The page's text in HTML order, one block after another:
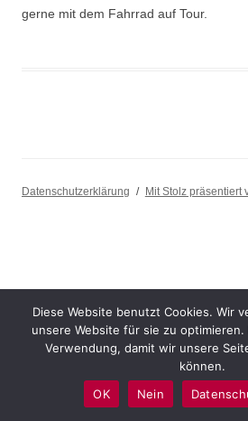
gerne mit dem Fahrrad auf Tour.
Datenschutzerklärung Mit Stolz präsentiert
Diese Website benutzt Cookies. Wir
unsere Website für sie zu
Verwendung, damit wir unsere
können.
OK
Nein